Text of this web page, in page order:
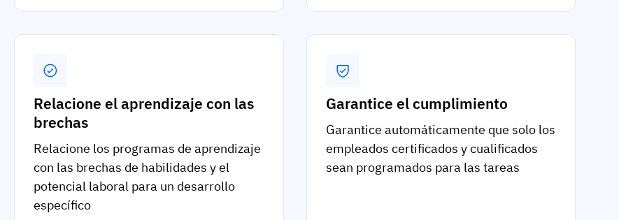
Relacione el aprendizaje con las
brechas
Relacione los programas de aprendizaje
con las brechas de habilidades y el
potencial laboral para un desarrollo
específico
Garantice el cumplimiento
Garantice automáticamente que solo los
empleados certificados y cualificados
sean programados para las tareas